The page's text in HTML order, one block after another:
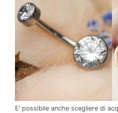
E’ possibile anche scegliere di